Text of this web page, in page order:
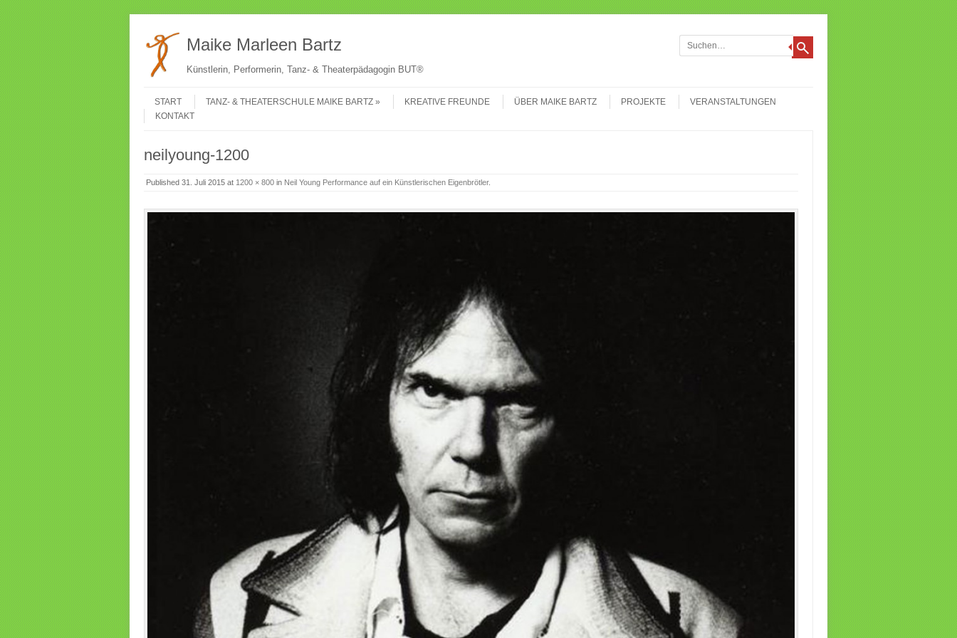
Maike Marleen Bartz
Künstlerin, Performerin, Tanz- & Theaterpädagogin BUT®
Menü
START
TANZ- & THEATERSCHULE MAIKE BARTZ KREATIVE FREUNDE ÜBER MAIKE BARTZ PROJEKTE
VERANSTALTUNGEN
KONTAKT
neilyoung-1200
Published 31. Juli 2015 at 1200 × 800 in Neil Young Performance auf ein Künstlerischen Eigenbrötler.